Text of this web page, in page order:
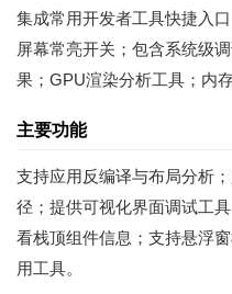
集成常用开发者工具快捷入
屏幕常亮开关；包含系统级
果；GPU渲染分析工具；内
主要功能
支持应用反编译与布局分析
径；提供可视化界面调试工具
看栈顶组件信息；支持悬浮
用工具。